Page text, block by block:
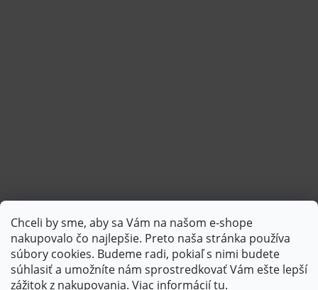
Chceli by sme, aby sa Vám na našom e-shope
nakupovalo čo najlepšie. Preto naša stránka používa
súbory cookies. Budeme radi, pokiaľ s nimi budete
súhlasiť a umožníte nám sprostredkovať Vám ešte lepší
zážitok z nakupovania. Viac informáciítu.
Sledovať na Instagrame